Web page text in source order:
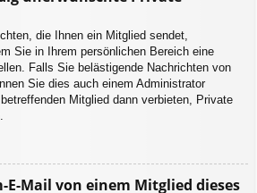
die Ihnen ein Mitglied sendet,
Sie in Ihrem persönlichen Bereich eine
Falls Sie belästigende Nachrichten von
Sie dies auch einem Administrator
Mitglied dann verbieten, Private
E-Mail von einem Mitglied dieses